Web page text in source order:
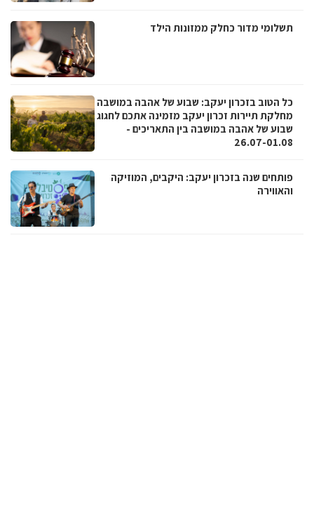
תשלומי מדור כחלק ממזונות הילד
כל הטוב בזכרון יעקב: שבוע של אהבה במושבה
מחלקת תיירות זכרון יעקב מזמינה אתכם לחגוג
שבוע של אהבה במושבה בין התאריכים -
26.07-01.08
פותחים שנה בזכרון יעקב: היקבים, המוזיקה
והאווירה